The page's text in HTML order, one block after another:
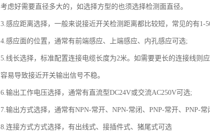
考虑好需要直径多大的，如选择方型的也须选择检测面直径。
3.感应距离选择，一般来说接近开关检测距离都比较短，常见的有1-
4.感应面的位置，通常有前端感应、上端感应、内孔感应可选;
5.线长选择，标准配置连接电缆长度为2米。如需要更长的连接线则
容易导致接近开关输出信号不稳。
6.输出工作电压选择，通常有直流型DC24V或交流AC250V可选;
7.输出方式选择，通常有NPN-常开、NPN-常闭、PNP-常开、PNP-
8.连接方式方式选择，有出线式、接插件式、猪尾式可选